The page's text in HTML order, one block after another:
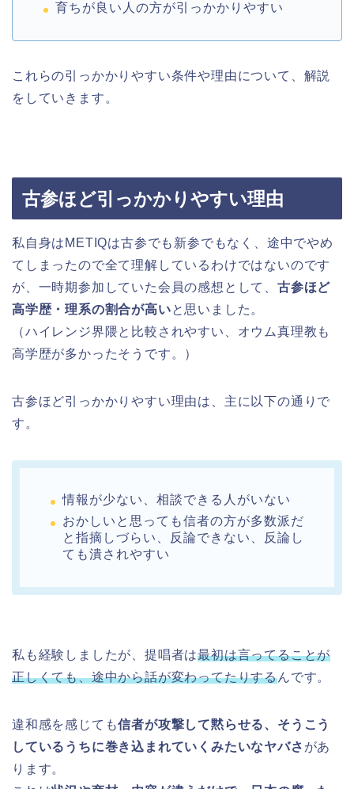
育ちが良い人の方が引っかかりやすい
これらの引っかかりやすい条件や理由について、解説
をしていきます。
古参ほど引っかかりやすい理由
私自身はMETIQは古参でも新参でもなく、途中でやめ
てしまったので全て理解しているわけではないのです
が、一時期参加していた会員の感想として、 古参ほど
高学歴・理系の割合が高いと思いました。
（ハイレンジ界隈と比較されやすい、オウム真理教も
高学歴が多かったそうです。）
古参ほど引っかかりやすい理由は、主に以下の通りで
す。
情報が少ない、相談できる人がいない
おかしいと思っても信者の方が多数派だ
と指摘しづらい、反論できない、反論し
ても潰されやすい
私も経験しましたが、提唱者は最初は言ってることが
正しくても、途中から話が変わってたりするんです。
違和感を感じても信者が攻撃して黙らせる、そうこう
しているうちに巻き込まれていくみたいなヤバさ があ
ります。